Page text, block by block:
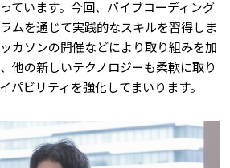
ています。今回、バイブコーディング
ムを通じて実践的なスキルを習得しま
カソンの開催などにより取り組みを加
他の新しいテクノロジーも柔軟に取り
パビリティを強化してまいります。